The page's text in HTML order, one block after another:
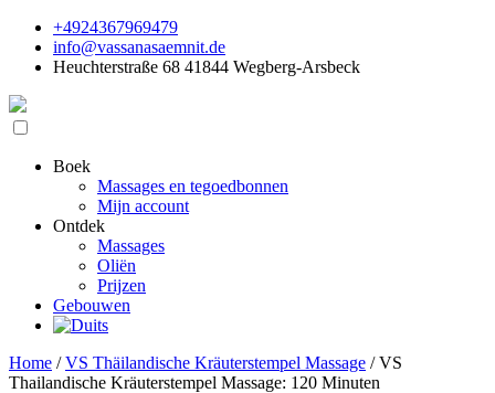
+4924367969479
info@vassanasaemnit.de
Heuchterstraße 68 41844 Wegberg-Arsbeck
Boek
Massages en tegoedbonnen
Mijn account
Ontdek
Massages
Oliën
Prijzen
Gebouwen
Home /VS Thäilandische Kräuterstempel Massage / VS
Thailandische Kräuterstempel Massage: 120 Minuten